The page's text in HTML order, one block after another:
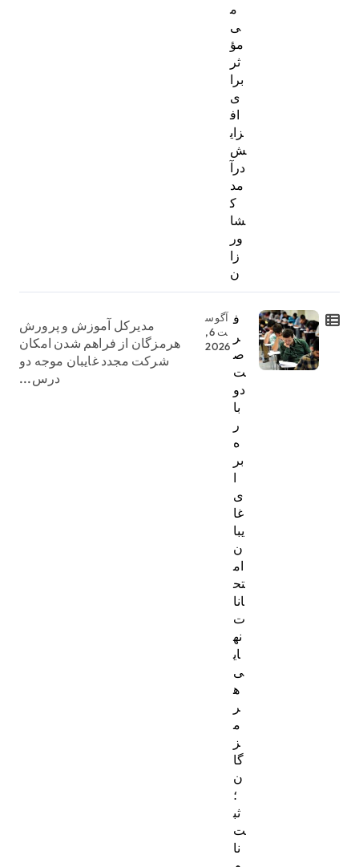
م
ی
مؤ
ثر
برا
ی
اف
زای
ش
درآ
مد
ک
شا
ور
زا
ن
ف
ر
ص
ت
دو
با
ر
ه
بر
ا
ی
غا
یبا
ن
ام
تح
انا
ت
نه
ای
ی
ه
ر
م
ز
گا
ن
؛
ثب
ت‌
نا
آگوس
ت 6,
2026
مدیرکل آموزش و پرورش
هرمزگان از فراهم شدن امکان
شرکت مجدد غایبان موجه دو
درس...